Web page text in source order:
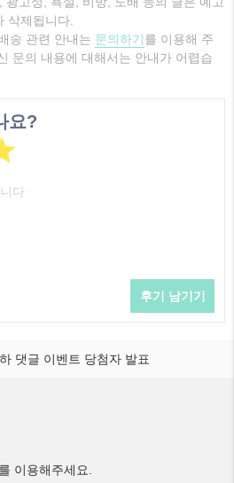
삭제됩니다.
송 관련 안내는 문의하기를 이용해 주
문의 내용에 대해서는 안내가 어렵습
요?
댓글 이벤트 당첨자 발표
를 이용해주세요.